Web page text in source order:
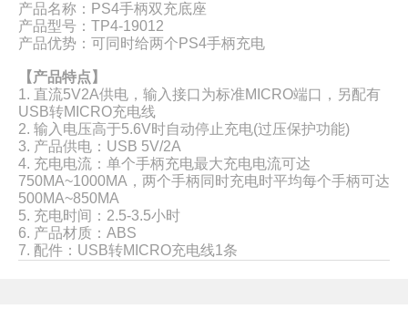
产品名称： PS4手柄双充底座
产品型号： TP4-19012
产品优势： 可同时给两个PS4手柄充电
【产品特点】
1. 直流5V2A供电，输入接口为标准MICRO端口，另配有
USB转MICRO充电线
2. 输入电压高于5.6V时自动停止充电(过压保护功能)
3. 产品供电：USB 5V/2A
4. 充电电流：单个手柄充电最大充电电流可达
750MA~1000MA，两个手柄同时充电时平均每个手柄可达
500MA~850MA
5. 充电时间：2.5-3.5小时
6. 产品材质：ABS
7. 配件：USB转MICRO充电线1条